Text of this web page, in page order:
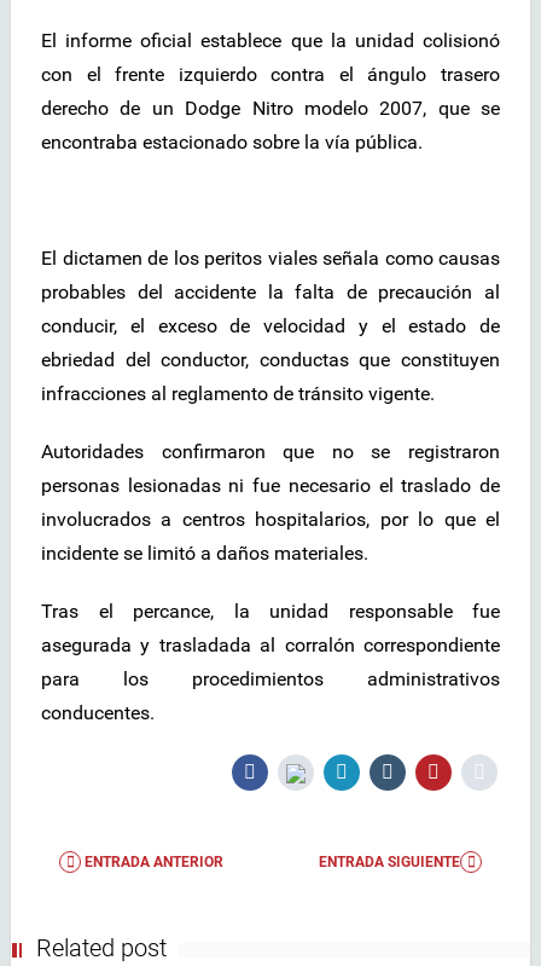
El informe oficial establece que la unidad colisionó
con el frente izquierdo contra el ángulo trasero
derecho de un Dodge Nitro modelo 2007, que se
encontraba estacionado sobre la vía pública.
El dictamen de los peritos viales señala como causas
probables del accidente la falta de precaución al
conducir, el exceso de velocidad y el estado de
ebriedad del conductor, conductas que constituyen
infracciones al reglamento de tránsito vigente.
Autoridades confirmaron que no se registraron
personas lesionadas ni fue necesario el traslado de
involucrados a centros hospitalarios, por lo que el
incidente se limitó a daños materiales.
Tras el percance, la unidad responsable fue
asegurada y trasladada al corralón correspondiente
para los procedimientos administrativos
conducentes.
ENTRADA ANTERIOR ENTRADA SIGUIENTE
Related post